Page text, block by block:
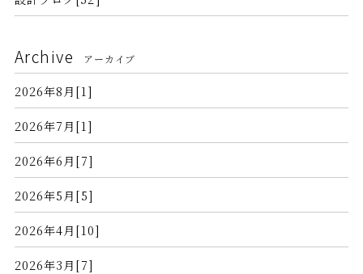
Archive アーカイブ
2026年8月[1]
2026年7月[1]
2026年6月[7]
2026年5月[5]
2026年4月[10]
2026年3月[7]